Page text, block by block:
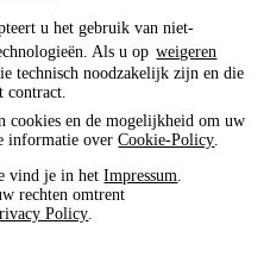
u het gebruik van niet-
Als u op weigeren
technisch noodzakelijk zijn en die
cookies en de mogelijkheid om uw
informatie overCookie-Policy.
vind je in hetImpressum.
rechten omtrent
Policy.